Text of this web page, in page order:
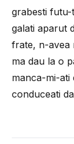
grabesti
galati aparut
frate, n-avea
ma dau la o
manca-mi-ati
conduceati